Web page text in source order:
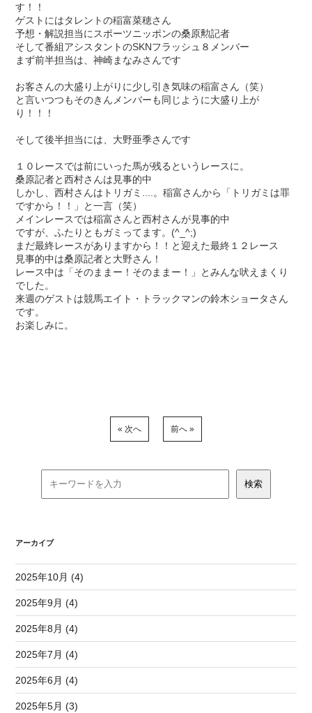
す！！
ゲストにはタレントの稲富菜穂さん
予想・解説担当にスポーツニッポンの桑原勲記者
そして番組アシスタントのSKNフラッシュ８メンバー
まず前半担当は、神崎まなみさんです
お客さんの大盛り上がりに少し引き気味の稲富さん（笑）
と言いつつもそのきんメンバーも同じように大盛り上が
り！！！
そして後半担当には、大野亜季さんです
１０レースでは前にいった馬が残るというレースに。
桑原記者と西村さんは見事的中
しかし、西村さんはトリガミ....。稲富さんから「トリガミは罪
ですから！！」と一言（笑）
メインレースでは稲富さんと西村さんが見事的中
ですが、ふたりともガミってます。(^_^;)
まだ最終レースがありますから！！と迎えた最終１２レース
見事的中は桑原記者と大野さん！
レース中は「そのままー！そのままー！」とみんな吠えまくり
でした。
来週のゲストは競馬エイト・トラックマンの鈴木ショータさん
です。
お楽しみに。
« 次へ 前へ »
アーカイブ
2025年10月 (4)
2025年9月 (4)
2025年8月 (4)
2025年7月 (4)
2025年6月 (4)
2025年5月 (3)